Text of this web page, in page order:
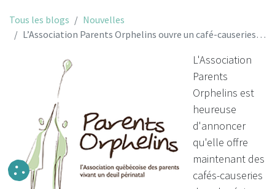
Tous les blogs
Nouvelles
L’Association Parents Orphelins ouvre un café-causeries à La Pocatière
L'Association
Parents
Orphelins est
heureuse
d'annoncer
qu'elle offre
maintenant des
cafés-causeries